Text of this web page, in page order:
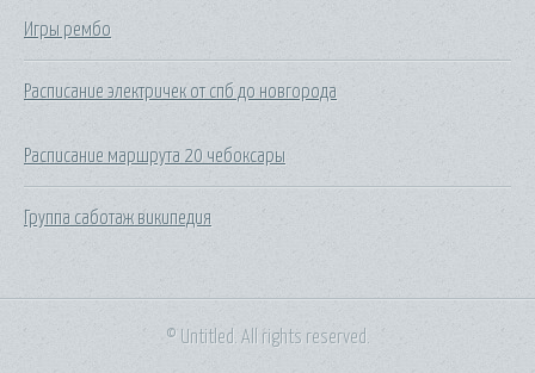
Игры рембо
Расписание электричек от спб до новгорода
Расписание маршрута 20 чебоксары
Группа саботаж википедия
© Untitled. All rights reserved.